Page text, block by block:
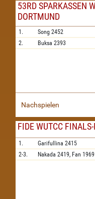
53RD SPARKASSEN
DORTMUND
1. Song 2452
2.
Buksa 2393
Nachspielen
FIDE WUTCC
1. Garifullina 2415
2-3.
Nakada 2419, Fan 1969